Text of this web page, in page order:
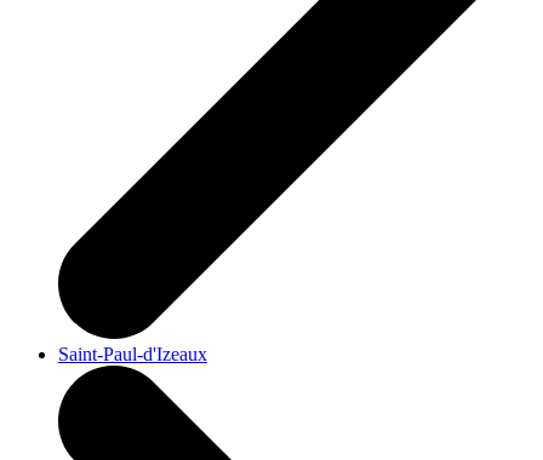
Saint-Paul-d'Izeaux